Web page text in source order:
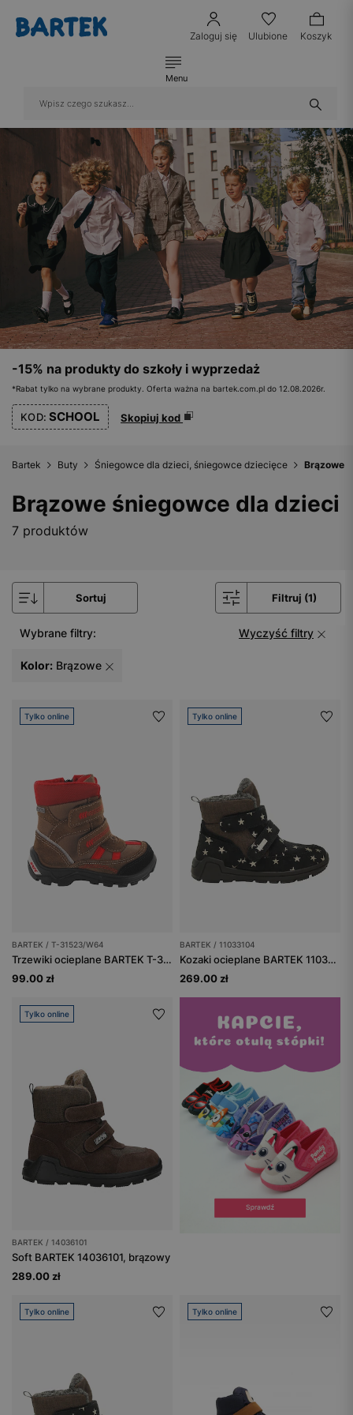
Zaloguj się Ulubione Koszyk
Menu
-15% na produkty do szkoły i wyprzedaż
*Rabat tylko na wybrane produkty. Oferta ważna na bartek.com.pl do 12.08.2026r.
KOD: SCHOOL Skopiuj kod
Bartek Buty Śniegowce dla dzieci, śniegowce dziecięce Brązowe
Brązowe śniegowce dla dzieci
7 produktów
Sortuj Filtruj (1)
Wybrane filtry: Wyczyść filtry
Kolor: Brązowe
Tylko online
BARTEK / T-31523/W64
Trzewiki ocieplane BARTEK T-31523/W64, brązowo-czerwony
99.00 zł
Tylko online
BARTEK / 11033104
Kozaki ocieplane BARTEK 11033104, dla dziewcząt, czarno-brązowy
269.00 zł
Tylko online
BARTEK / 14036101
Soft BARTEK 14036101, brązowy
289.00 zł
Tylko online Tylko online